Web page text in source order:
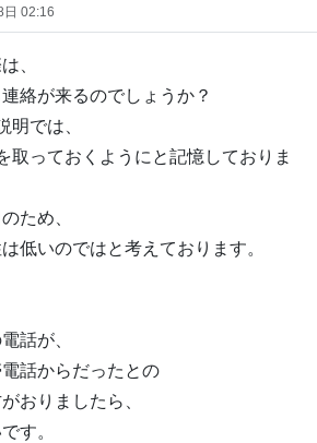
日 02:16
、
絡が来るのでしょうか？
明では、
取っておくようにと記憶しておりま
ため、
低いのではと考えております。
話が、
話からだったとの
おりましたら、
す。